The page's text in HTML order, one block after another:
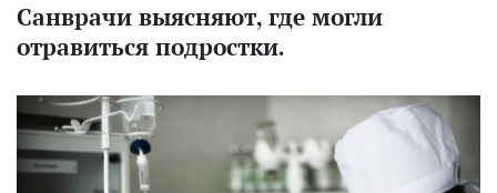
Санврачи выясняют, где могли
отравиться подростки.